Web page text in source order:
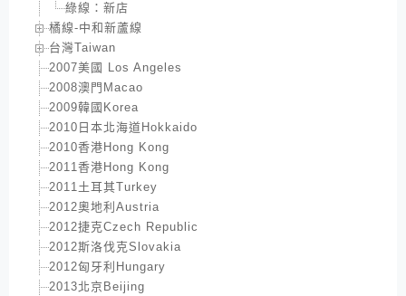
綠線：新店
橘線-中和新蘆線
台灣Taiwan
2007美國 Los Angeles
2008澳門Macao
2009韓國Korea
2010日本北海道Hokkaido
2010香港Hong Kong
2011香港Hong Kong
2011土耳其Turkey
2012奧地利Austria
2012捷克Czech Republic
2012斯洛伐克Slovakia
2012匈牙利Hungary
2013北京Beijing